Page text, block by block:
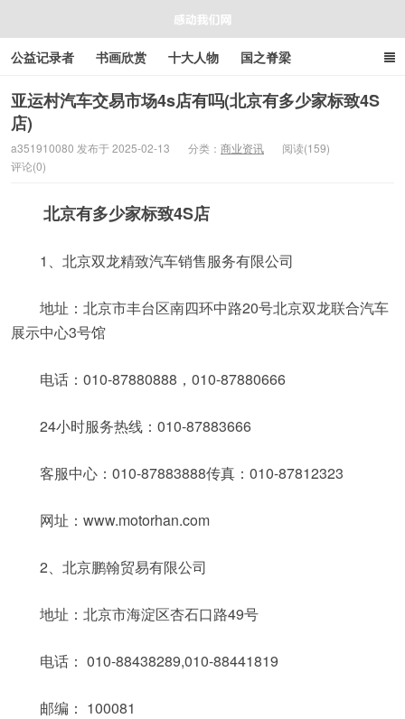
感动我们网
公益记录者 书画欣赏 十大人物 国之脊梁
好人好事 感人资讯 商业资讯 在线工具箱
亚运村汽车交易市场4s店有吗(北京有多少家标致4S
店)
a351910080 发布于 2025-02-13 分类： 商业资讯
阅读(159)
评论(0)
北京有多少家标致4S店
1、北京双龙精致汽车销售服务有限公司
地址：北京市丰台区南四环中路20号北京双龙联合汽车
展示中心3号馆
电话：010-87880888，010-87880666
24小时服务热线：010-87883666
客服中心：010-87883888传真：010-87812323
网址：www.motorhan.com
2、北京鹏翰贸易有限公司
地址：北京市海淀区杏石口路49号
电话： 010-88438289,010-88441819
邮编： 100081